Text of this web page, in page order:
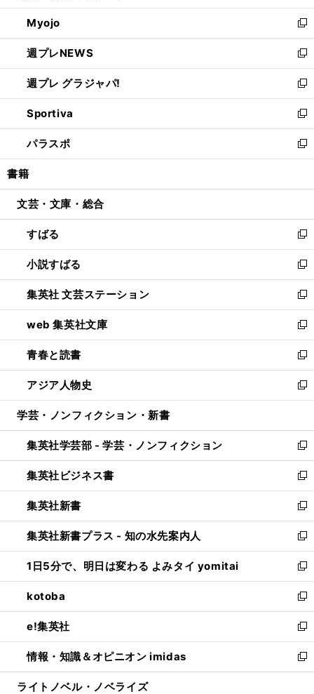
開
く
ウ
で
開
く
ン
ド
ウ
で
開
く
ウ
ィ
ン
ド
ウ
で
開
く
Myojo
新
し
い
ウ
ィ
ン
ド
ウ
で
開
週プレNEWS
新
し
い
ウ
ィ
ン
ド
ウ
開
週プレ グラジャパ!
新
し
い
ウ
ィ
ン
ウ
開
く
Sportiva
新
し
い
ウ
ン
ウ
で
開
く
パラスポ
新
し
ウ
ン
ド
ウ
で
開
く
書籍
文芸・文庫・総合
すばる
新
し
い
ウ
ィ
ン
ド
ウ
で
開
く
小説すばる
新
し
い
ウ
ィ
ン
ド
ウ
で
開
集英社 文芸ステーション
新
し
い
ウ
ィ
ン
ド
ウ
開
く
web 集英社文庫
新
し
い
ウ
ィ
ン
ウ
で
開
く
青春と読書
新
し
い
ウ
ン
ド
ウ
で
開
く
アジア人物史
新
し
ウ
ィ
ン
ド
ウ
で
開
く
学芸・ノンフィクション・新書
集英社学芸部 - 学芸・ノンフィクション
新
し
い
ウ
ィ
ン
ド
ウ
で
開
く
集英社ビジネス書
新
し
い
ウ
ィ
ン
ド
ウ
で
開
く
集英社新書
新
し
い
ウ
ィ
ン
ド
ウ
で
開
く
集英社新書プラス - 知の水先案内人
新
し
い
ウ
ィ
ン
ド
ウ
で
開
1日5分で、明日は変わる よみタイ yomitai
新
し
い
ウ
ィ
ン
ド
ウ
kotoba
新
し
い
ウ
ィ
ン
e!集英社
新
し
い
ウ
情報・知識＆オピニオン imidas
新
し
ライトノベル・ノベライズ